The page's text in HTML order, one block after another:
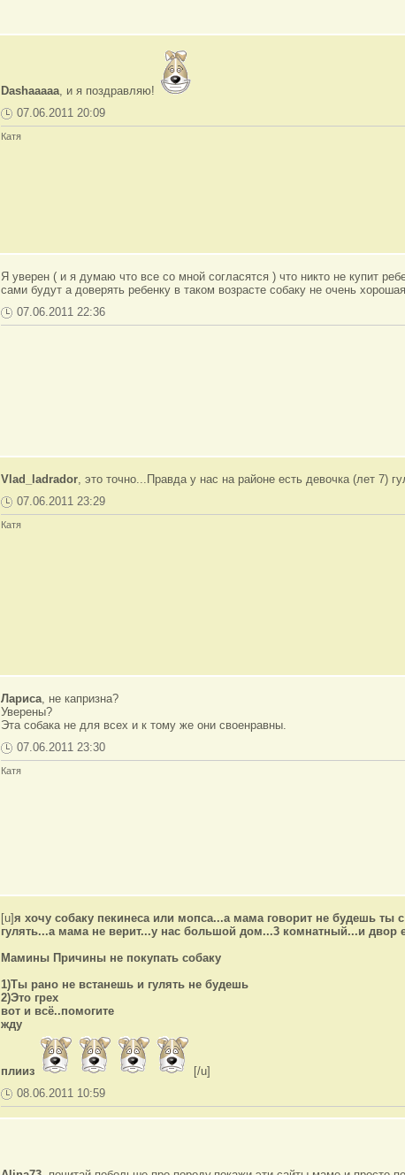
Dashaaaaa, и я поздравляю!
07.06.2011 20:09
Катя
Я уверен ( и я думаю что все со мной согласятся ) что никто не купит
сами будут а доверять ребенку в таком возрасте собаку не очень
07.06.2011 22:36
Vlad_ladrador, это точно...Правда у нас на районе есть девочка (лет 7)
07.06.2011 23:29
Катя
Лариса, не капризна?
Уверены?
Эта собака не для всех и к тому же они своенравны.
07.06.2011 23:30
Катя
[u]я хочу собаку пекинеса или мопса...а мама говорит не будешь ты
гулять...а мама не верит...у нас большой дом...3 комнатный...и двор
Мамины Причины не покупать собаку
1)Ты рано не встанешь и гулять не будешь
2)Это грех
вот и всё..помогите
жду
плииз
[/u]
08.06.2011 10:59